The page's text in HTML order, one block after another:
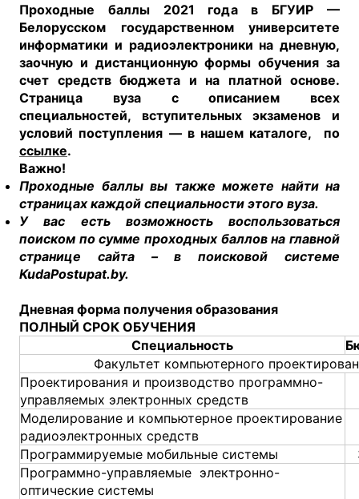
Проходные баллы 2021 года в БГУИР —
Белорусском государственном университете
информатики и радиоэлектроники на дневную,
заочную и дистанционную формы обучения за
счет средств бюджета и на платной основе.
Страница вуза с описанием всех
специальностей, вступительных экзаменов и
условий поступления — в нашем каталоге, по
ссылке.
Важно!
Проходные баллы вы также можете найти на
страницах каждой специальности этого вуза.
У вас есть возможность воспользоваться
поиском по сумме проходных баллов на главной
странице сайта – в поисковой системе
KudaPostupat.by.
Дневная форма получения образования
ПОЛНЫЙ СРОК ОБУЧЕНИЯ
Специальность
Факультет компьютерного
Проектирования и производство программно-
управляемых электронных средств
Моделирование и компьютерное проектирование
радиоэлектронных средств
Программируемые мобильные системы
Программно-управляемые электронно-
оптические системы